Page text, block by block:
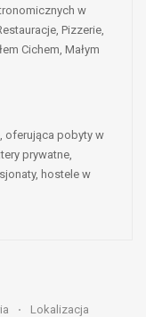
w
Pizzerie,
Cichem, Małym
oferująca pobyty w
prywatne,
hostele w
Lokalizacja